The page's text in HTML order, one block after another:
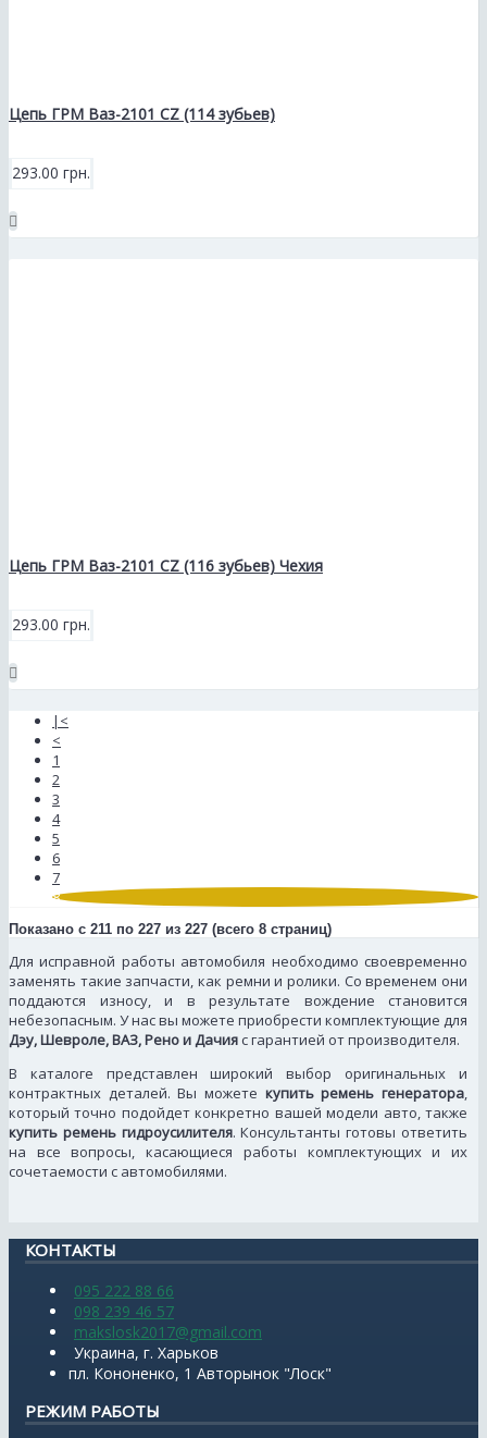
Цепь ГРМ Ваз-2101 CZ (114 зубьев)
293.00 грн.
Цепь ГРМ Ваз-2101 CZ (116 зубьев) Чехия
293.00 грн.
|<
<
1
2
3
4
5
6
7
8
Показано с 211 по 227 из 227 (всего 8 страниц)
Для исправной работы автомобиля необходимо своевременно
заменять такие запчасти, как ремни и ролики. Со временем они
поддаются износу, и в результате вождение становится
небезопасным. У нас вы можете приобрести комплектующие для
Дэу, Шевроле, ВАЗ, Рено и Дачия с гарантией от производителя.
В каталоге представлен широкий выбор оригинальных и
контрактных деталей. Вы можете купить ремень генератора,
который точно подойдет конкретно вашей модели авто, также
купить ремень гидроусилителя. Консультанты готовы ответить
на все вопросы, касающиеся работы комплектующих и их
сочетаемости с автомобилями.
КОНТАКТЫ
095 222 88 66
098 239 46 57
makslosk2017@gmail.com
Украина, г. Харьков
пл. Кононенко, 1 Авторынок "Лоск"
РЕЖИМ РАБОТЫ